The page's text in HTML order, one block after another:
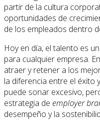
partir de la cultura
oportunidades de
de los empleados dentro
Hoy en día, el talento es
para cualquier empresa.
atraer y retener a los
la diferencia entre el éxito
puede sonar excesivo,
estrategia de employer
desempeño y la